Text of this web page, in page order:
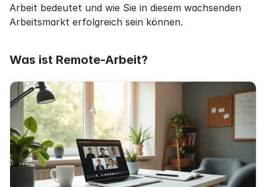
Arbeit bedeutet und wie Sie in diesem wachsenden
Arbeitsmarkt erfolgreich sein können.
Was ist Remote-Arbeit?